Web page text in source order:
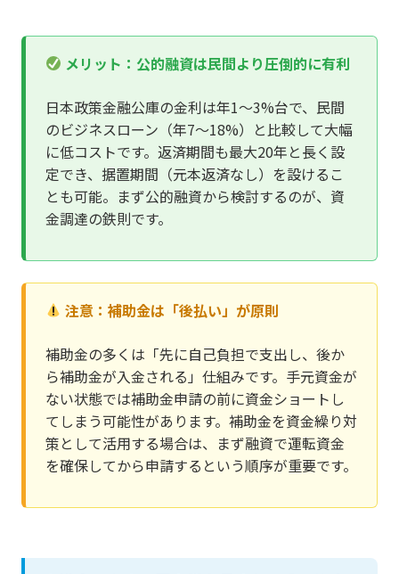
メリット：公的融資は民間より圧倒的に有利
日本政策金融公庫の金利は年1〜3%台で、民間
のビジネスローン（年7〜18%）と比較して大幅
に低コストです。返済期間も最大20年と長く設
定でき、据置期間（元本返済なし）を設けるこ
とも可能。まず公的融資から検討するのが、資
金調達の鉄則です。
注意：補助金は「後払い」が原則
補助金の多くは「先に自己負担で支出し、後か
ら補助金が入金される」仕組みです。手元資金が
ない状態では補助金申請の前に資金ショートし
てしまう可能性があります。補助金を資金繰り対
策として活用する場合は、まず融資で運転資金
を確保してから申請するという順序が重要です。